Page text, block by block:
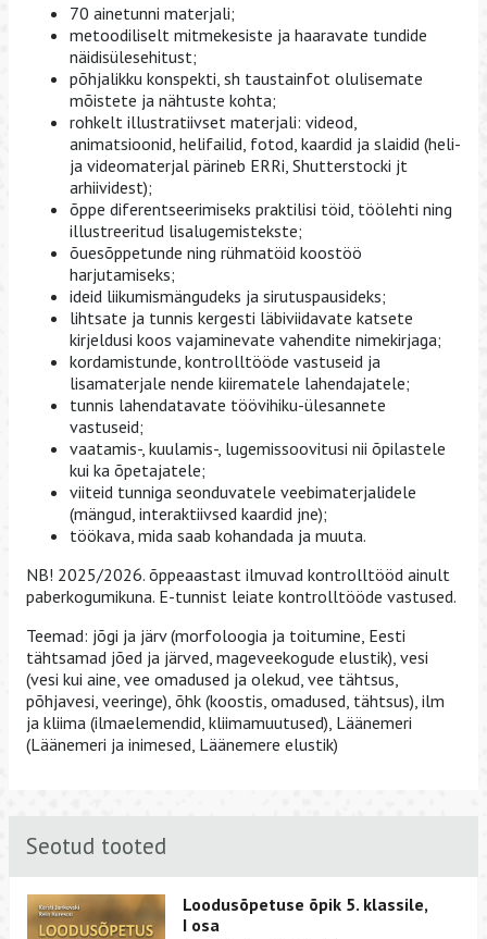
70 ainetunni materjali;
metoodiliselt mitmekesiste ja haaravate tundide
näidisülesehitust;
põhjalikku konspekti, sh taustainfot olulisemate
mõistete ja nähtuste kohta;
rohkelt illustratiivset materjali: videod,
animatsioonid, helifailid, fotod, kaardid ja slaidid (heli-
ja videomaterjal pärineb ERRi, Shutterstocki jt
arhiividest);
õppe diferentseerimiseks praktilisi töid, töölehti ning
illustreeritud lisalugemistekste;
õuesõppetunde ning rühmatöid koostöö
harjutamiseks;
ideid liikumismängudeks ja sirutuspausideks;
lihtsate ja tunnis kergesti läbiviidavate katsete
kirjeldusi koos vajaminevate vahendite nimekirjaga;
kordamistunde, kontrolltööde vastuseid ja
lisamaterjale nende kiirematele lahendajatele;
tunnis lahendatavate töövihiku-ülesannete
vastuseid;
vaatamis-, kuulamis-, lugemissoovitusi nii õpilastele
kui ka õpetajatele;
viiteid tunniga seonduvatele veebimaterjalidele
(mängud, interaktiivsed kaardid jne);
töökava, mida saab kohandada ja muuta.
NB! 2025/2026. õppeaastast ilmuvad kontrolltööd ainult
paberkogumikuna. E-tunnist leiate kontrolltööde vastused.
Teemad: jõgi ja järv (morfoloogia ja toitumine, Eesti
tähtsamad jõed ja järved, mageveekogude elustik), vesi
(vesi kui aine, vee omadused ja olekud, vee tähtsus,
põhjavesi, veeringe), õhk (koostis, omadused, tähtsus), ilm
ja kliima (ilmaelemendid, kliimamuutused), Läänemeri
(Läänemeri ja inimesed, Läänemere elustik)
Seotud tooted
Loodusõpetuse õpik 5. klassile,
I osa